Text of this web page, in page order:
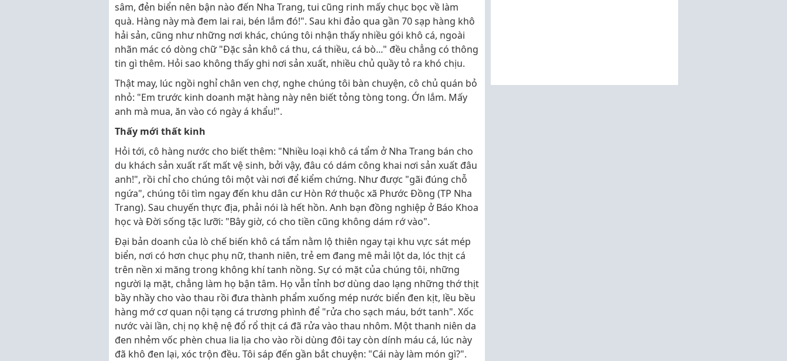
sâm, đẻn biển nên bận nào đến Nha Trang, tui cũng rinh mấy chục bọc về làm
quà. Hàng này mà đem lai rai, bén lắm đó!". Sau khi đảo qua gần 70 sạp hàng khô
hải sản, cũng như những nơi khác, chúng tôi nhận thấy nhiều gói khô cá, ngoài
nhãn mác có dòng chữ "Đặc sản khô cá thu, cá thiều, cá bò..." đều chẳng có thông
tin gì thêm. Hỏi sao không thấy ghi nơi sản xuất, nhiều chủ quầy tỏ ra khó chịu.
Thật may, lúc ngồi nghỉ chân ven chợ, nghe chúng tôi bàn chuyện, cô chủ quán bỏ
nhỏ: "Em trước kinh doanh mặt hàng này nên biết tỏng tòng tong. Ớn lắm. Mấy
anh mà mua, ăn vào có ngày á khẩu!".
Thấy mới thất kinh
Hỏi tới, cô hàng nước cho biết thêm: "Nhiều loại khô cá tẩm ở Nha Trang bán cho
du khách sản xuất rất mất vệ sinh, bởi vậy, đâu có dám công khai nơi sản xuất đâu
anh!", rồi chỉ cho chúng tôi một vài nơi để kiểm chứng. Như được "gãi đúng chỗ
ngứa", chúng tôi tìm ngay đến khu dân cư Hòn Rớ thuộc xã Phước Đồng (TP Nha
Trang). Sau chuyến thực địa, phải nói là hết hồn. Anh bạn đồng nghiệp ở Báo Khoa
học và Đời sống tặc lưỡi: "Bây giờ, có cho tiền cũng không dám rớ vào".
Đại bản doanh của lò chế biến khô cá tẩm nằm lộ thiên ngay tại khu vực sát mép
biển, nơi có hơn chục phụ nữ, thanh niên, trẻ em đang mê mải lột da, lóc thịt cá
trên nền xi măng trong không khí tanh nồng. Sự có mặt của chúng tôi, những
người lạ mặt, chẳng làm họ bận tâm. Họ vẫn tỉnh bơ dùng dao lạng những thớ thịt
bầy nhầy cho vào thau rồi đưa thành phẩm xuống mép nước biển đen kịt, lều bều
hàng mớ cơ quan nội tạng cá trương phình để "rửa cho sạch máu, bớt tanh". Xốc
nước vài lần, chị nọ khệ nệ đổ rổ thịt cá đã rửa vào thau nhôm. Một thanh niên da
đen nhẻm vốc phèn chua lia lịa cho vào rồi dùng đôi tay còn dính máu cá, lúc này
đã khô đen lại, xóc trộn đều. Tôi sáp đến gần bắt chuyện: "Cái này làm món gì?".